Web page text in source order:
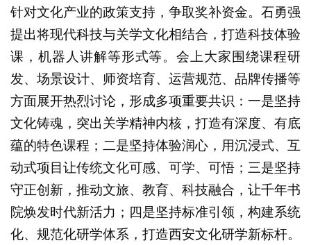
针对文化产业的政策支持，争取奖补资金。石勇强
提出将现代科技与关学文化相结合，打造科技体验
课，机器人讲解等形式等。会上大家围绕课程研
发、场景设计、师资培育、运营规范、品牌传播等
方面展开热烈讨论，形成多项重要共识：一是坚持
文化铸魂，突出关学精神内核，打造有深度、有底
蕴的特色课程；二是坚持体验润心，用沉浸式、互
动式项目让传统文化可感、可学、可悟；三是坚持
守正创新，推动文旅、教育、科技融合，让千年书
院焕发时代新活力；四是坚持标准引领，构建系统
化、规范化研学体系，打造西安文化研学新标杆。